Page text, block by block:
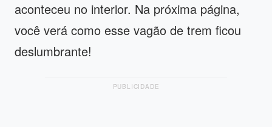
aconteceu no interior. Na próxima página,
você verá como esse vagão de trem ficou
deslumbrante!
PUBLICIDADE